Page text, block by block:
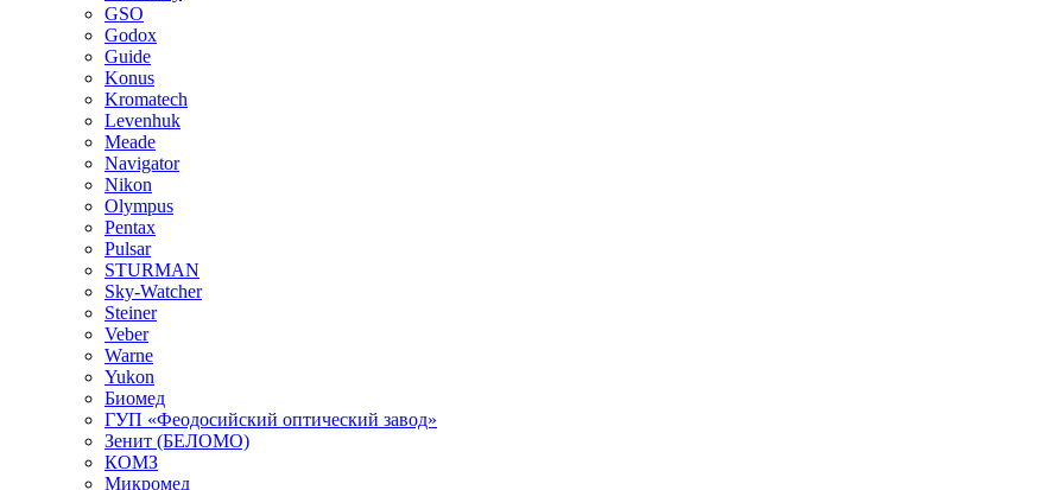
GSO
Godox
Guide
Konus
Kromatech
Levenhuk
Meade
Navigator
Nikon
Olympus
Pentax
Pulsar
STURMAN
Sky-Watcher
Steiner
Veber
Warne
Yukon
Биомед
ГУП «Феодосийский оптический завод»
Зенит (БЕЛОМО)
КОМЗ
Микромед